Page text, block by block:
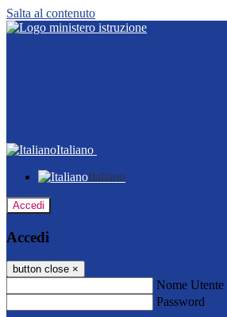
Salta al contenuto
Italiano
Italiano
Accedi
Accedi
button close ×
Nome Utente
Password